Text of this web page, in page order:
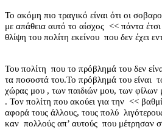
Το ακόμη πιο τραγικό είναι ότι οι
με απάθεια αυτό το αίσχος << πάντα
θλίψη του πολίτη εκείνου που δεν έχει
Του πολίτη που το πρόβλημά του δεν
τα ποσοστά του.Το πρόβλημά του είναι
χώρας μου , των παιδιών μου, των
. Τον πολίτη που ακούει για την <<
αφορά τους άλλους, τους πολύ
καν πολλούς απ’ αυτούς που μέτρησαν